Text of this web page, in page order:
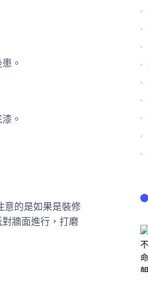
。
。
意的是如果是裝修
牆面進行，打磨